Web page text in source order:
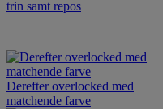
trin samt repos
Derefter overlocked med
matchende farve